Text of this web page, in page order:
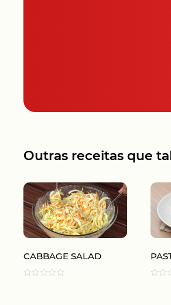
Outras receitas que
CABBAGE SALAD